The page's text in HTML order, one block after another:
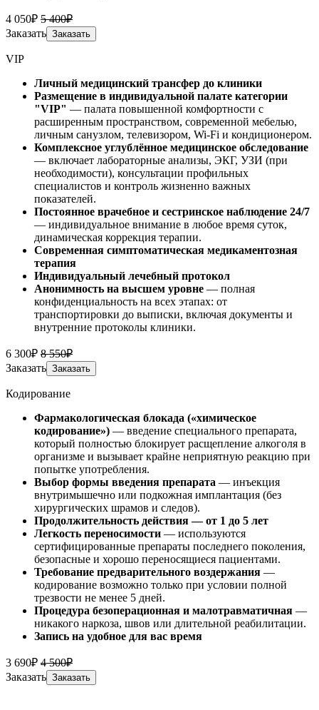
4 050₽ 5 400₽
Заказать Заказать
VIP
Личный медицинский трансфер до клиники
Размещение в индивидуальной палате категории
"VIP" — палата повышенной комфортности с
расширенным пространством, современной мебелью,
личным санузлом, телевизором, Wi-Fi и кондиционером.
Комплексное углублённое медицинское обследование
— включает лабораторные анализы, ЭКГ, УЗИ (при
необходимости), консультации профильных
специалистов и контроль жизненно важных
показателей.
Постоянное врачебное и сестринское наблюдение 24/7
— индивидуальное внимание в любое время суток,
динамическая коррекция терапии.
Современная симптоматическая медикаментозная
терапия
Индивидуальный лечебный протокол
Анонимность на высшем уровне — полная
конфиденциальность на всех этапах: от
транспортировки до выписки, включая документы и
внутренние протоколы клиники.
6 300₽ 8 550₽
Заказать Заказать
Кодирование
Фармакологическая блокада («химическое
кодирование») — введение специального препарата,
который полностью блокирует расщепление алкоголя в
организме и вызывает крайне неприятную реакцию при
попытке употребления.
Выбор формы введения препарата — инъекция
внутримышечно или подкожная имплантация (без
хирургических шрамов и следов).
Продолжительность действия — от 1 до 5 лет
Легкость переносимости — используются
сертифицированные препараты последнего поколения,
безопасные и хорошо переносящиеся пациентами.
Требование предварительного воздержания —
кодирование возможно только при условии полной
трезвости не менее 5 дней.
Процедура безоперационная и малотравматичная —
никакого наркоза, швов или длительной реабилитации.
Запись на удобное для вас время
3 690₽ 4 500₽
Заказать Заказать